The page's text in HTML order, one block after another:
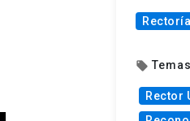
Rectoría
local_offer Temas
Rector